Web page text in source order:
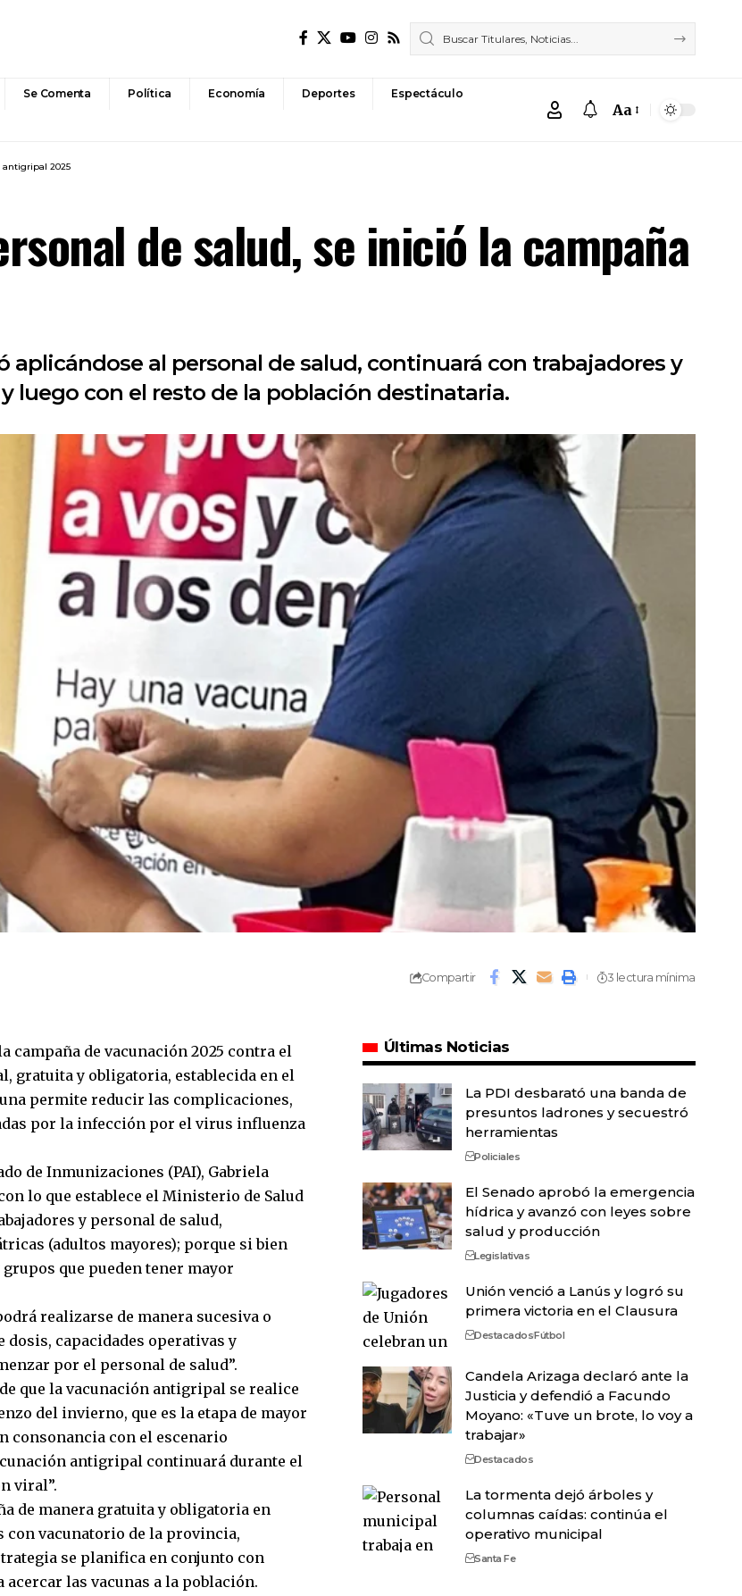
Se Comenta Política Economía Deportes Espectáculo
Font
Aa
antigripal 2025
de salud, se inició la campaña
aplicándose al personal de salud, continuará con trabajadores y
luego con el resto de la población destinataria.
Compartir 3 lectura mínima
campaña de vacunación 2025 contra el
gratuita y obligatoria, establecida en el
permite reducir las complicaciones,
por la infección por el virus influenza
de Inmunizaciones (PAI), Gabriela
lo que establece el Ministerio de Salud
y personal de salud,
(adultos mayores); porque si bien
que pueden tener mayor
realizarse de manera sucesiva o
capacidades operativas y
por el personal de salud”.
que la vacunación antigripal se realice
del invierno, que es la etapa de mayor
consonancia con el escenario
antigripal continuará durante el
viral”.
de manera gratuita y obligatoria en
con vacunatorio de la provincia,
se planifica en conjunto con
las vacunas a la población.
Últimas Noticias
La PDI desbarató una banda de
presuntos ladrones y secuestró
herramientas
Policiales
El Senado aprobó la emergencia
hídrica y avanzó con leyes sobre
salud y producción
Legislativas
Unión venció a Lanús y logró su
primera victoria en el Clausura
DestacadosFútbol
Candela Arizaga declaró ante la
Justicia y defendió a Facundo
Moyano: «Tuve un brote, lo voy a
trabajar»
Destacados
La tormenta dejó árboles y
columnas caídas: continúa el
operativo municipal
Santa Fe